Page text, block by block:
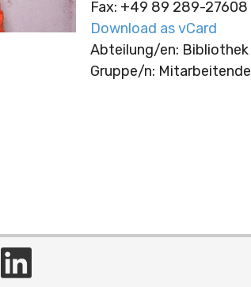
Fax: +49 89 289-27608
Download as vCard
Abteilung/en: Bibliothek
Gruppe/n: Mitarbeitende